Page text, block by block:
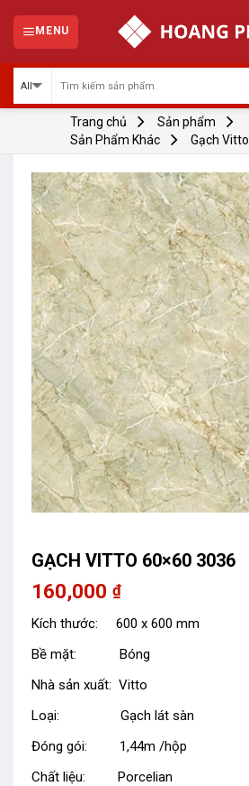
content
MENU
Trang chủ
Sản phẩm
Sản Phẩm Khác
Gạch Vitto
GẠCH VITTO 60×60 3036
160,000 ₫
Kích thước: 600 x 600 mm
Bề mặt: Bóng
Nhà sản xuất: Vitto
Loại: Gạch lát sàn
Đóng gói: 1,44m /hộp
Chất liệu: Porcelian